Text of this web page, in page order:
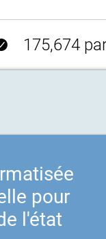
175,674
pour
l'état